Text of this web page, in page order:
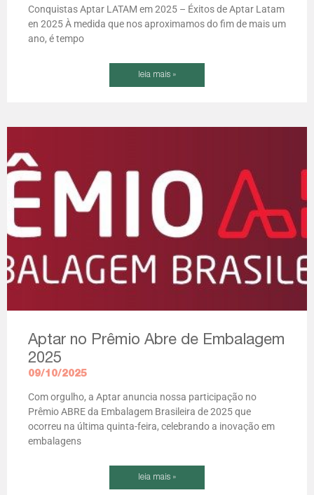
Conquistas Aptar LATAM em 2025 – Éxitos de Aptar Latam
en 2025 À medida que nos aproximamos do fim de mais um
ano, é tempo
leia mais »
Aptar no Prêmio Abre de Embalagem
2025
09/10/2025
Com orgulho, a Aptar anuncia nossa participação no
Prêmio ABRE da Embalagem Brasileira de 2025 que
ocorreu na última quinta-feira, celebrando a inovação em
embalagens
leia mais »